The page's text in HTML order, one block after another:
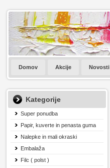
Domov Akcije Novosti
Kategorije
Super ponudba
Papir, kuverte in penasta guma
Nalepke in mali okraski
Embalaža
Filc ( polst )